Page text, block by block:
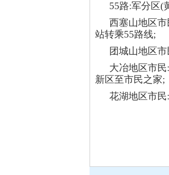
55路:军分区(
西塞山地区市
站转乘55路线;
团城山地区
大冶地区市
新区至市民之家;
花湖地区市民